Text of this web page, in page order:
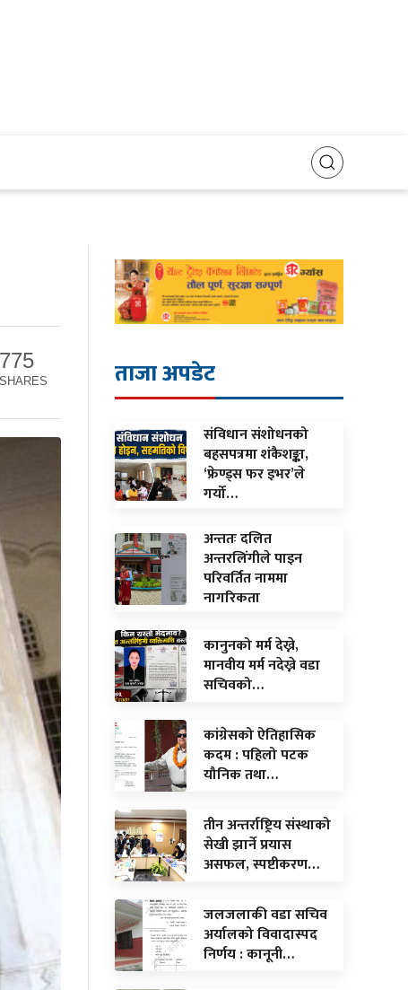
775
SHARES ताजा अपडेट
संविधान संशोधनको
बहसपत्रमा शंकैशङ्का,
‘फ्रेण्ड्स फर इभर’ले
गर्यो…
अन्ततः दलित
अन्तरलिंगीले पाइन
परिवर्तित नाममा
नागरिकता
कानुनको मर्म देख्ने,
मानवीय मर्म नदेख्ने वडा
सचिवको…
कांग्रेसको ऐतिहासिक
कदम : पहिलो पटक
यौनिक तथा…
तीन अन्तर्राष्ट्रिय संस्थाको
सेखी झार्ने प्रयास
असफल, स्पष्टीकरण…
जलजलाकी वडा सचिव
अर्यालको विवादास्पद
निर्णय : कानूनी…